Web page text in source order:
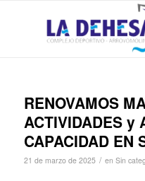
RENOVAMOS
ACTIVIDADES y
CAPACIDAD EN
21 de marzo de 2025 / en Sin